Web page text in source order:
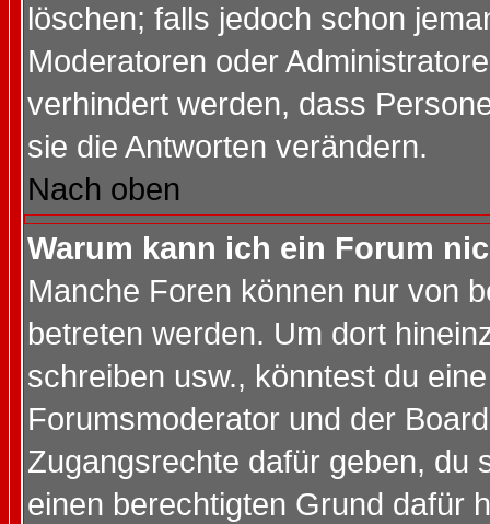
löschen; falls jedoch schon
Moderatoren oder
verhindert werden, dass
sie die Antworten verändern.
Nach oben
Warum kann ich ein Forum
Manche Foren können nur von
betreten werden. Um dort
schreiben usw., könntest du
Forumsmoderator und der
Zugangsrechte dafür geben, du
einen berechtigten Grund dafür